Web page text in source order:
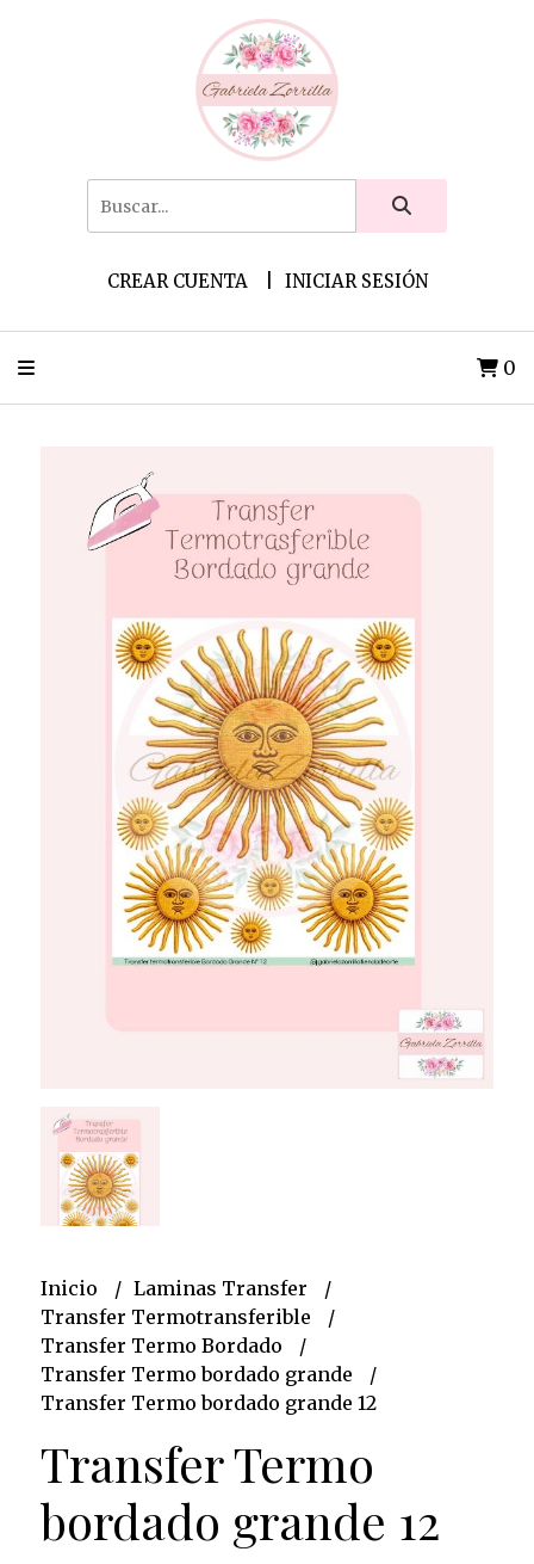
CREAR CUENTA INICIAR SESIÓN
0
Inicio
Laminas Transfer
Transfer Termotransferible
Transfer Termo Bordado
Transfer Termo bordado grande
Transfer Termo bordado grande 12
Transfer Termo
bordado grande 12